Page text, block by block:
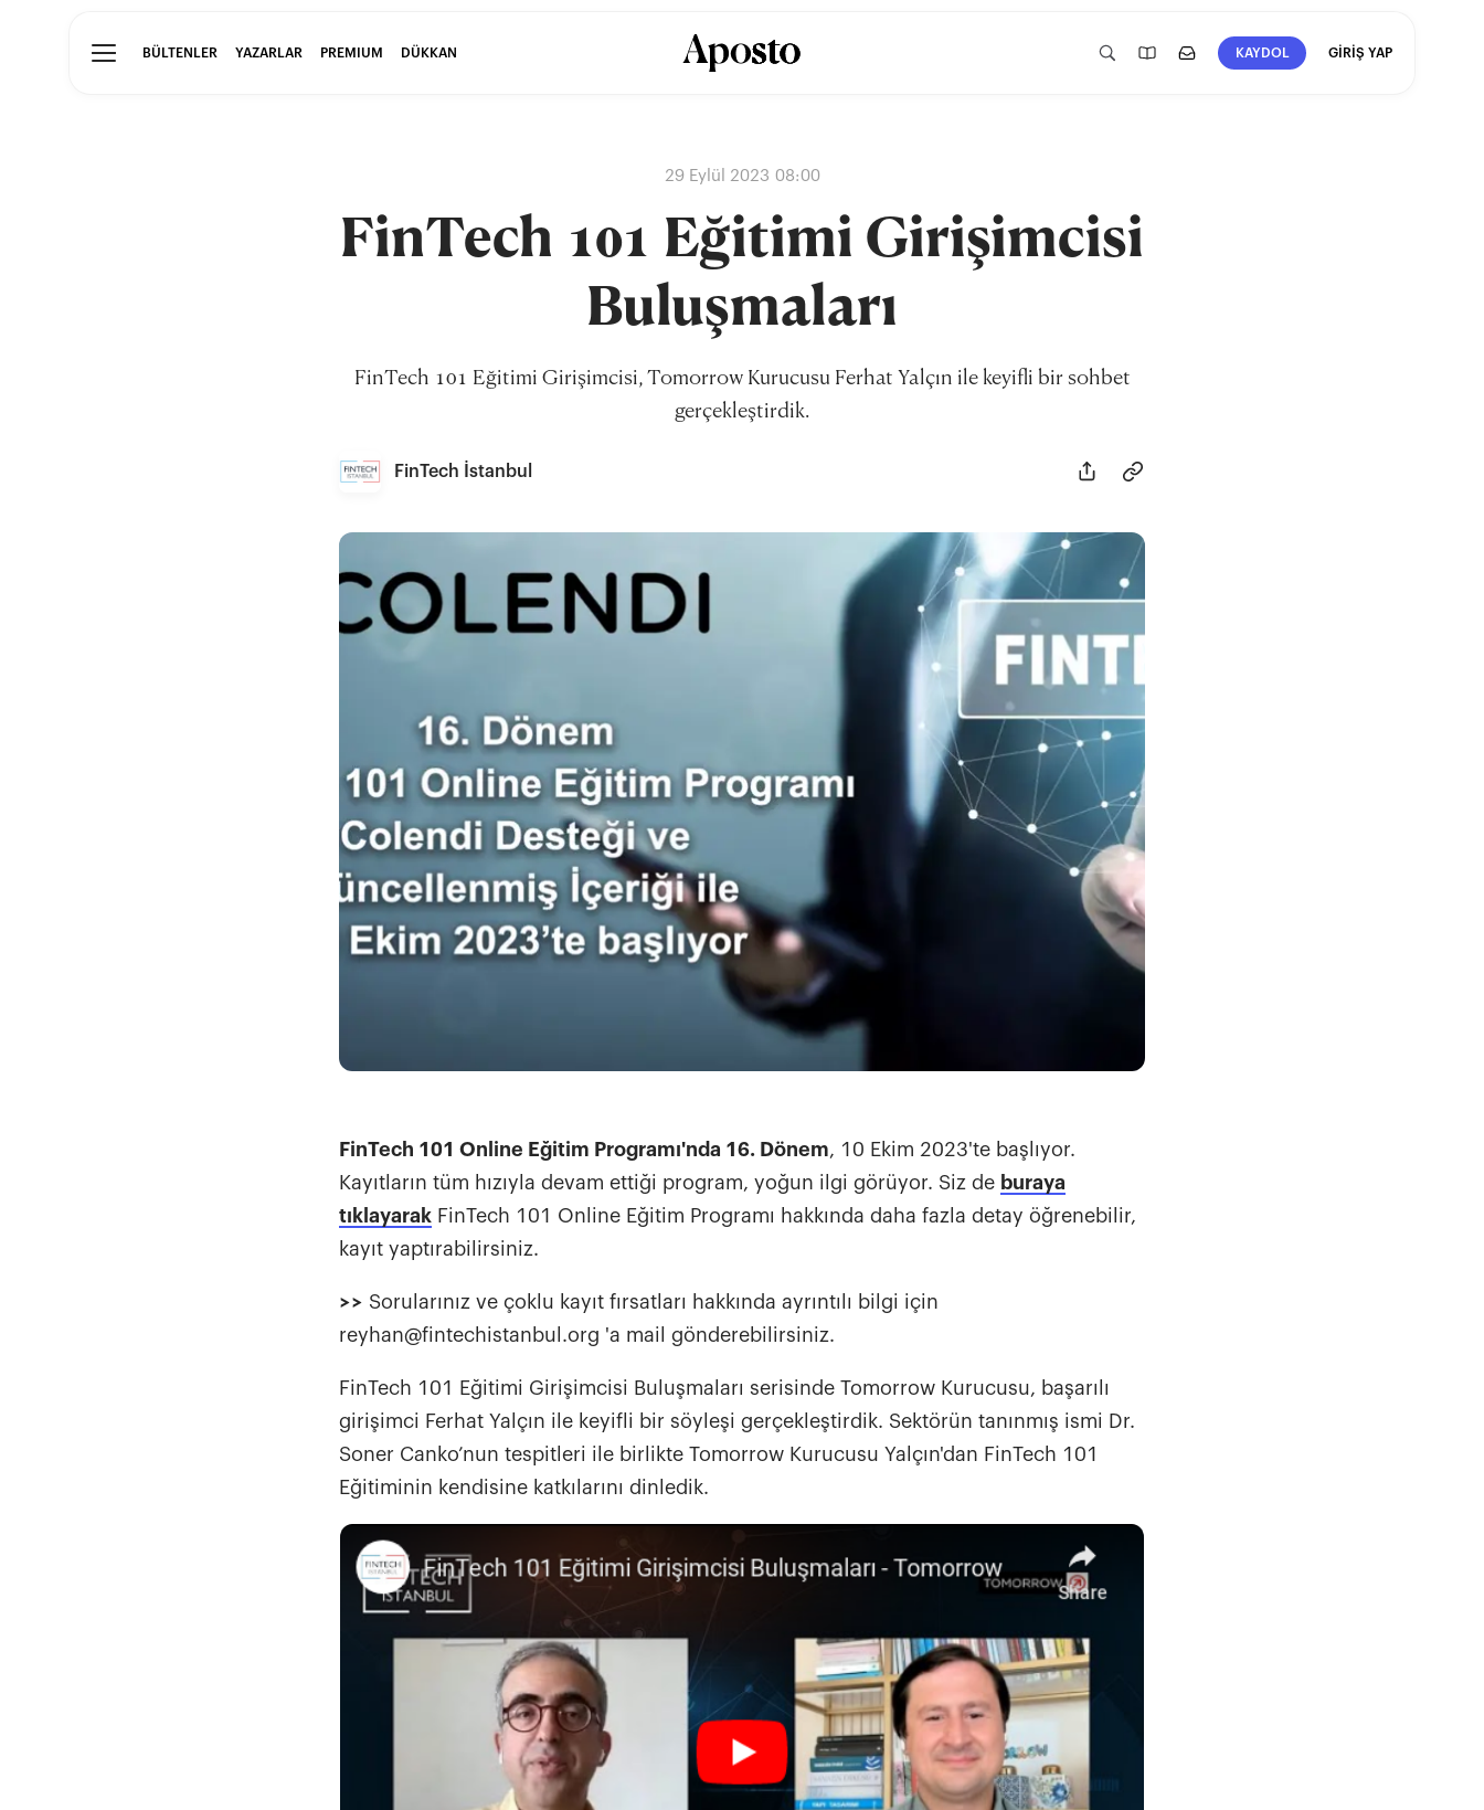
BÜLTENLER YAZARLAR PREMIUM DÜKKAN KAYDOL GİRİŞ YAP
29 Eylül 2023 08:00
FinTech 101 Eğitimi Girişimcisi
Buluşmaları
FinTech 101 Eğitimi Girişimcisi, Tomorrow Kurucusu Ferhat Yalçın ile keyifli bir sohbet
gerçekleştirdik.
FinTech İstanbul
FinTech 101 Online Eğitim Programı'nda 16. Dönem, 10 Ekim 2023'te başlıyor.
Kayıtların tüm hızıyla devam ettiği program, yoğun ilgi görüyor. Siz de buraya
tıklayarak FinTech 101 Online Eğitim Programı hakkında daha fazla detay öğrenebilir,
kayıt yaptırabilirsiniz.
>> Sorularınız ve çoklu kayıt fırsatları hakkında ayrıntılı bilgi için
reyhan@fintechistanbul.org 'a mail gönderebilirsiniz.
FinTech 101 Eğitimi Girişimcisi Buluşmaları serisinde Tomorrow Kurucusu, başarılı
girişimci Ferhat Yalçın ile keyifli bir söyleşi gerçekleştirdik. Sektörün tanınmış ismi Dr.
Soner Canko’nun tespitleri ile birlikte Tomorrow Kurucusu Yalçın'dan FinTech 101
Eğitiminin kendisine katkılarını dinledik.